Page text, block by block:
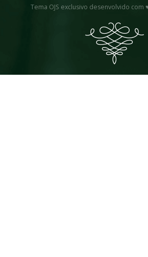
Tema OJS exclusivo desenvolvido com